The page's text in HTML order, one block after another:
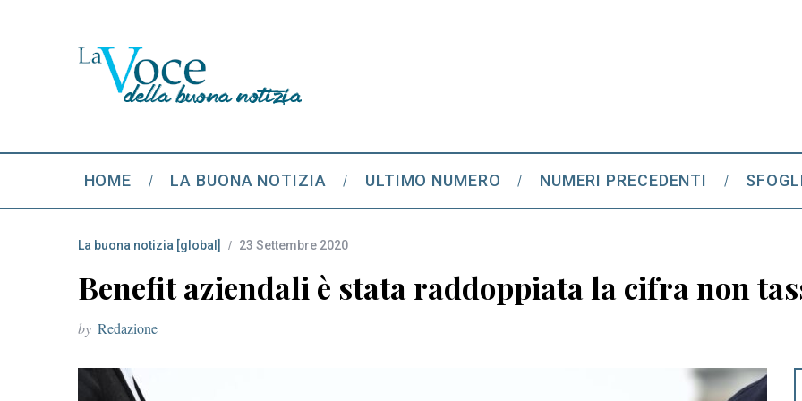
HOME LA BUONA NOTIZIA ULTIMO NUMERO NUMERI PRECEDENTI
La buona notizia [global] 23 Settembre 2020
Benefit aziendali è stata raddoppiata la cifra non
by Redazione